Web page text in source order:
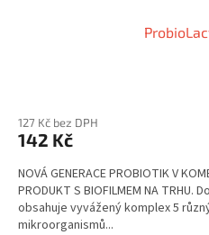
produktu
je
z
5
hvězdiček.
127 Kč bez DPH
142 Kč
NOVÁ GENERACE PROBIOTIK V
PRODUKT S BIOFILMEM NA
obsahuje vyvážený komplex 5
mikroorganismů...